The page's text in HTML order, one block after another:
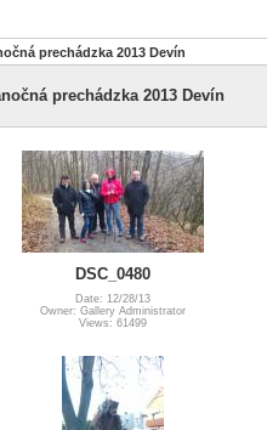
prechádzka 2013 Devín
prechádzka 2013 Devín
DSC_0480
Date: 12/28/13
Owner: Gallery Administrator
Views: 61499